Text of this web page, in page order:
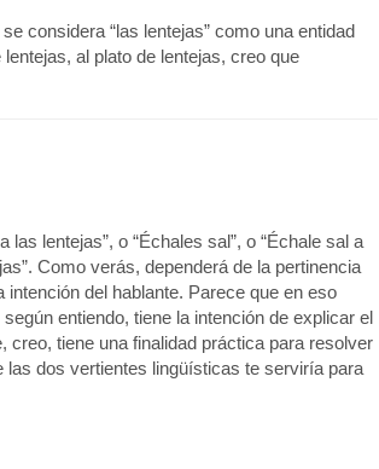
considera “las lentejas” como una entidad
al plato de lentejas, creo que
lentejas”, o “Échales sal”, o “Échale sal a
Como verás, dependerá de la pertinencia
del hablante. Parece que en eso
entiendo, tiene la intención de explicar el
creo, tiene una finalidad práctica para resolver
dos vertientes lingüísticas te serviría para